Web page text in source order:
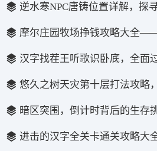
汉字找茬王听歌识卧底，全面
进击的汉字全关卡通关攻略大